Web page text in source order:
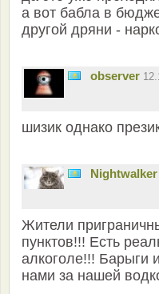
а вот бабла в
другой дряни -
observer
шизик однако
Nightwalker
Жители
пунктов!!! Есть
алкоголе!!! Барыги
нами за нашей